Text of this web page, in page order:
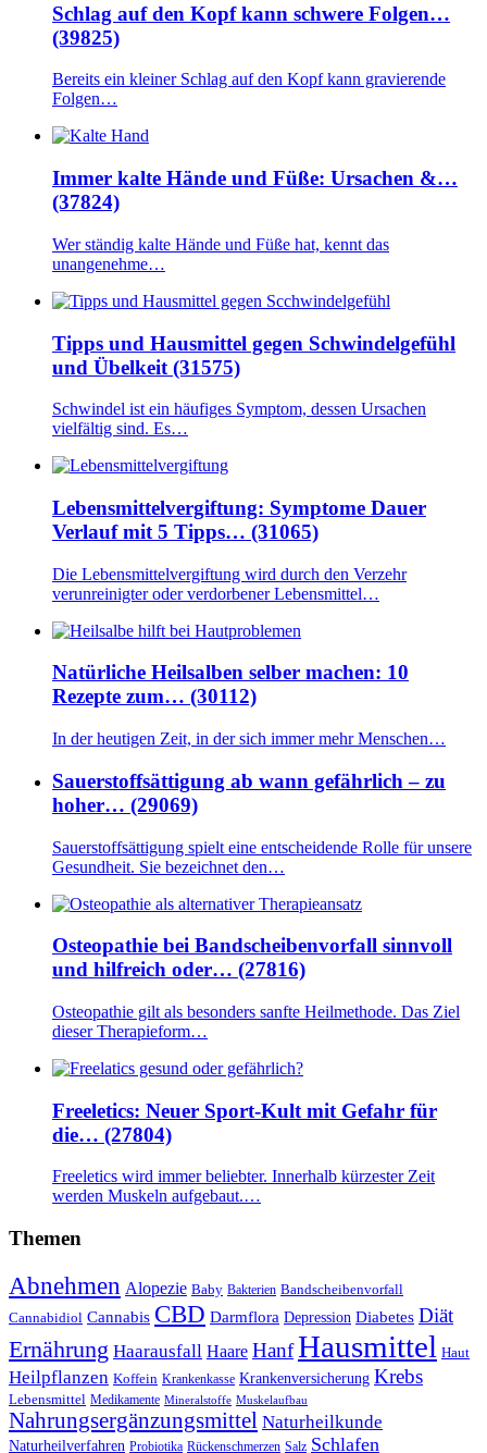
Schlag auf den Kopf kann schwere Folgen…
(39825)
Bereits ein kleiner Schlag auf den Kopf kann gravierende
Folgen…
Immer kalte Hände und Füße: Ursachen &…
(37824)
Wer ständig kalte Hände und Füße hat, kennt das
unangenehme…
Tipps und Hausmittel gegen Schwindelgefühl
und Übelkeit (31575)
Schwindel ist ein häufiges Symptom, dessen Ursachen
vielfältig sind. Es…
Lebensmittelvergiftung: Symptome Dauer
Verlauf mit 5 Tipps… (31065)
Die Lebensmittelvergiftung wird durch den Verzehr
verunreinigter oder verdorbener Lebensmittel…
Natürliche Heilsalben selber machen: 10
Rezepte zum… (30112)
In der heutigen Zeit, in der sich immer mehr Menschen…
Sauerstoffsättigung ab wann gefährlich – zu
hoher… (29069)
Sauerstoffsättigung spielt eine entscheidende Rolle für unsere
Gesundheit. Sie bezeichnet den…
Osteopathie bei Bandscheibenvorfall sinnvoll
und hilfreich oder… (27816)
Osteopathie gilt als besonders sanfte Heilmethode. Das Ziel
dieser Therapieform…
Freeletics: Neuer Sport-Kult mit Gefahr für
die… (27804)
Freeletics wird immer beliebter. Innerhalb kürzester Zeit
werden Muskeln aufgebaut.…
Themen
Abnehmen Alopezie Baby Bakterien Bandscheibenvorfall
Cannabidiol Cannabis CBD Darmflora Depression Diabetes Diät
Ernährung Haarausfall Haare HanfHausmittel Haut
Heilpflanzen Koffein Krankenkasse Krankenversicherung Krebs
Lebensmittel Medikamente Mineralstoffe Muskelaufbau
Nahrungsergänzungsmittel Naturheilkunde
Naturheilverfahren Probiotika Rückenschmerzen Salz Schlafen